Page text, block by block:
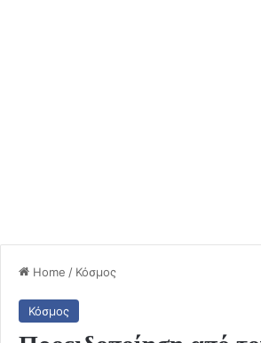
Home / Κόσμος
Κόσμος